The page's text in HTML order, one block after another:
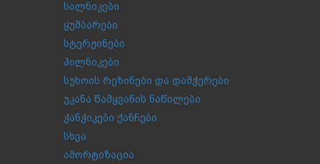
სალნიკები
ყუმბარები
სტერჟინები
პილნიკები
სუხოის რეზინები და დამჭერები
უკანა წამყვანის ნაწილები
ჭანჭიკები ქანჩები
სხვა
ამორტიზაცია